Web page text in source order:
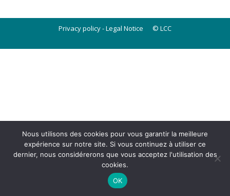
Privacy policy-Legal Notice © LCC
Nous utilisons des cookies pour vous garantir la meilleure
expérience sur notre site. Si vous continuez à utiliser ce
dernier, nous considérerons que vous acceptez l'utilisation des
cookies.
OK